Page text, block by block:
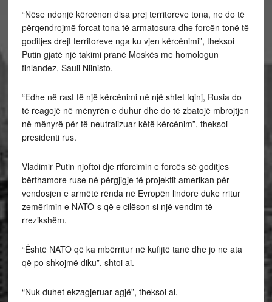
“Nëse ndonjë kërcënon disa prej territoreve tona, ne do të
përqendrojmë forcat tona të armatosura dhe forcën tonë të
goditjes drejt territoreve nga ku vjen kërcënimi”, theksoi
Putin gjatë një takimi pranë Moskës me homologun
finlandez, Sauli Niinisto.
“Edhe në rast të një kërcënimi në një shtet fqinj, Rusia do
të reagojë në mënyrën e duhur dhe do të zbatojë mbrojtjen
në mënyrë për të neutralizuar këtë kërcënim”, theksoi
presidenti rus.
Vladimir Putin njoftoi dje riforcimin e forcës së goditjes
bërthamore ruse në përgjigje të projektit amerikan për
vendosjen e armëtë rënda në Evropën lindore duke rritur
zemërimin e NATO-s që e cilëson si një vendim të
rrezikshëm.
“Është NATO që ka mbërritur në kufijtë tanë dhe jo ne ata
që po shkojmë diku”, shtoi ai.
“Nuk duhet ekzagjeruar agjë”, theksoi ai.